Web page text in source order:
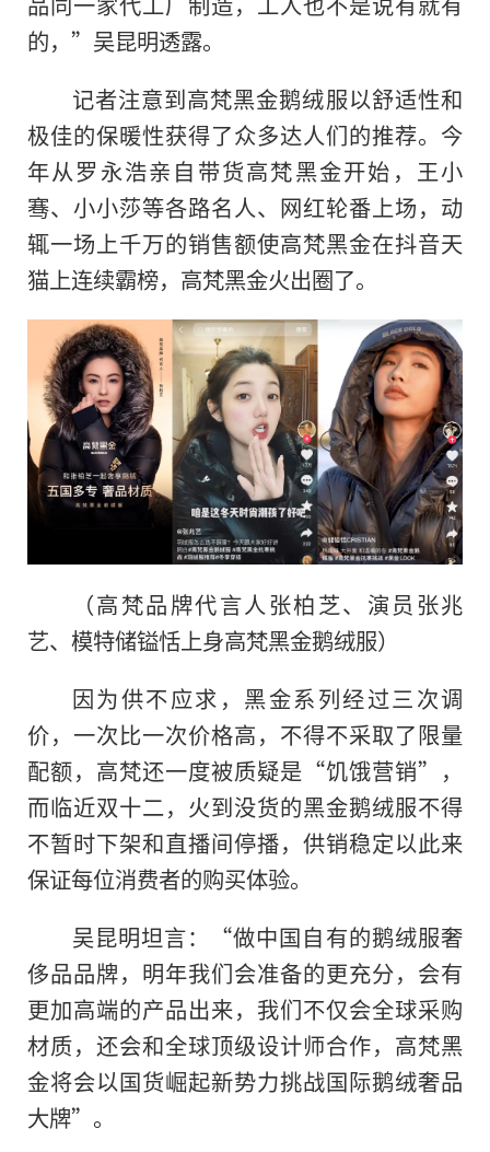
的，”吴昆明透露。
记者注意到高梵黑金鹅绒服以舒适性和
极佳的保暖性获得了众多达人们的推荐。今
年从罗永浩亲自带货高梵黑金开始，王小
骞、小小莎等各路名人、网红轮番上场，动
辄一场上千万的销售额使高梵黑金在抖音天
猫上连续霸榜，高梵黑金火出圈了。
（高梵品牌代言人张柏芝、演员张兆
艺、模特储镒恬上身高梵黑金鹅绒服）
因为供不应求，黑金系列经过三次调
价，一次比一次价格高，不得不采取了限量
配额，高梵还一度被质疑是“饥饿营销”，
而临近双十二，火到没货的黑金鹅绒服不得
不暂时下架和直播间停播，供销稳定以此来
保证每位消费者的购买体验。
吴昆明坦言：“做中国自有的鹅绒服奢
侈品品牌，明年我们会准备的更充分，会有
更加高端的产品出来，我们不仅会全球采购
材质，还会和全球顶级设计师合作，高梵黑
金将会以国货崛起新势力挑战国际鹅绒奢品
大牌”。